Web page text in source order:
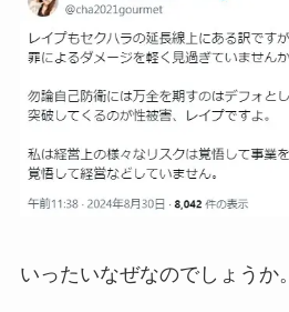
いったいなぜなのでしょうか。